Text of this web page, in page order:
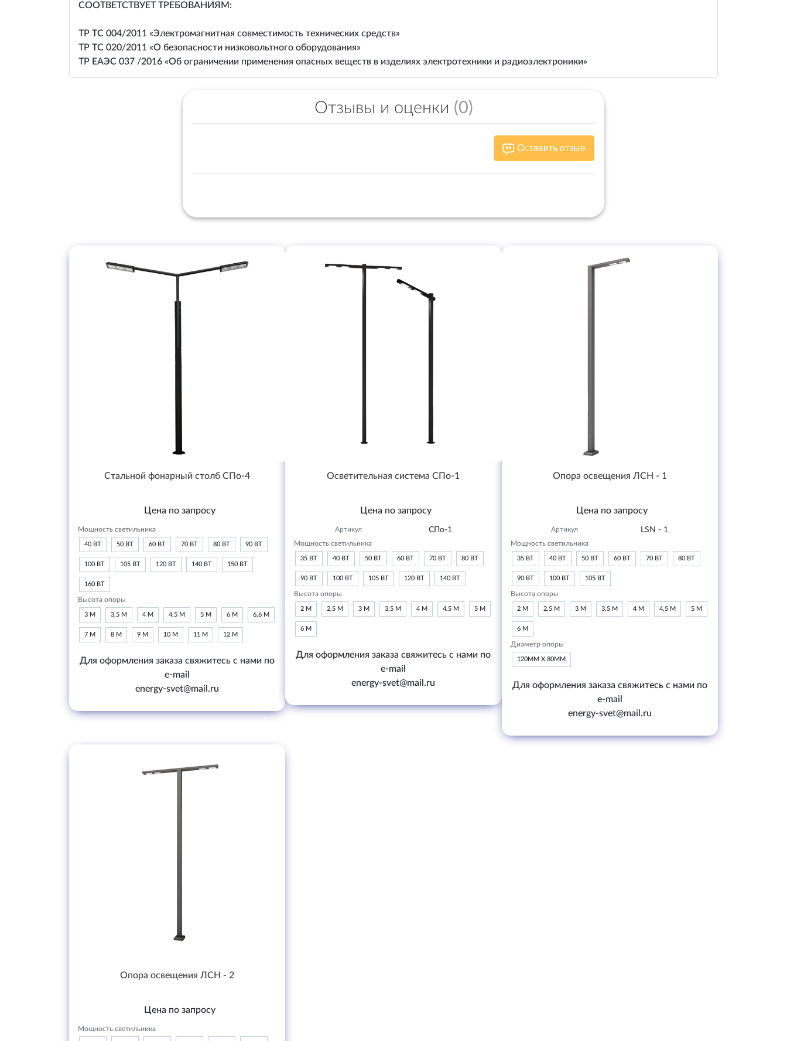
СООТВЕТСТВУЕТ ТРЕБОВАНИЯМ:
ТР ТС 004/2011 «Электромагнитная совместимость технических средств»
ТР ТС 020/2011 «О безопасности низковольтного оборудования»
ТР ЕАЭС 037 /2016 «Об ограничении применения опасных веществ в изделиях электротехники и радиоэлектроники»
Отзывы и оценки (0)
Оставить отзыв
Стальной фонарный столб СПо-4
Цена по запросу
Мощность светильника
40 ВТ 50 ВТ 60 ВТ 70 ВТ 80 ВТ 90 ВТ
100 ВТ 105 ВТ 120 ВТ 140 ВТ 150 ВТ
160 ВТ
Высота опоры
3 М 3,5 М 4 М 4,5 М 5 М 6 М 6,6 М
7 М 8 М 9 М 10 М 11 М 12 М
Для оформления заказа свяжитесь с нами по
e-mail
energy-svet@mail.ru
Осветительная система СПо-1
Цена по запросу
Артикул СПо-1
Мощность светильника
35 ВТ 40 ВТ 50 ВТ 60 ВТ 70 ВТ 80 ВТ
90 ВТ 100 ВТ 105 ВТ 120 ВТ 140 ВТ
Высота опоры
2 М 2,5 М 3 М 3,5 М 4 М 4,5 М 5 М
6 М
Для оформления заказа свяжитесь с нами по
e-mail
energy-svet@mail.ru
Опора освещения ЛСН - 1
Цена по запросу
Артикул LSN - 1
Мощность светильника
35 ВТ 40 ВТ 50 ВТ 60 ВТ 70 ВТ 80 ВТ
90 ВТ 100 ВТ 105 ВТ
Высота опоры
2 М 2,5 М 3 М 3,5 М 4 М 4,5 М 5 М
6 М
Диаметр опоры
120ММ Х 80ММ
Для оформления заказа свяжитесь с нами по
e-mail
energy-svet@mail.ru
Опора освещения ЛСН - 2
Цена по запросу
Мощность светильника